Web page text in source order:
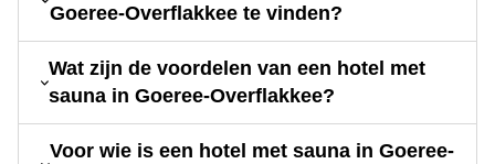
Goeree-Overflakkee te vinden?
Wat zijn de voordelen van een hotel met
sauna in Goeree-Overflakkee?
Voor wie is een hotel met sauna in Goeree-